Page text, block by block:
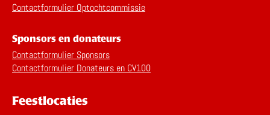
Contactformulier Optochtcommissie
Sponsors en donateurs
Contactformulier Sponsors
Contactformulier Donateurs en CV100
Feestlocaties